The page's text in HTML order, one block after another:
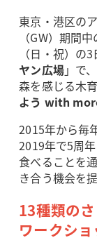
東京・港区の
（GW）期間
（日・祝）の
ヤン広場」で
森を感じる木
よう with
2015年から毎
2019年で5周
食べることを
き合う機会を
13種類の
ワークショ